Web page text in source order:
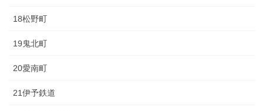
18松野町
19鬼北町
20愛南町
21伊予鉄道